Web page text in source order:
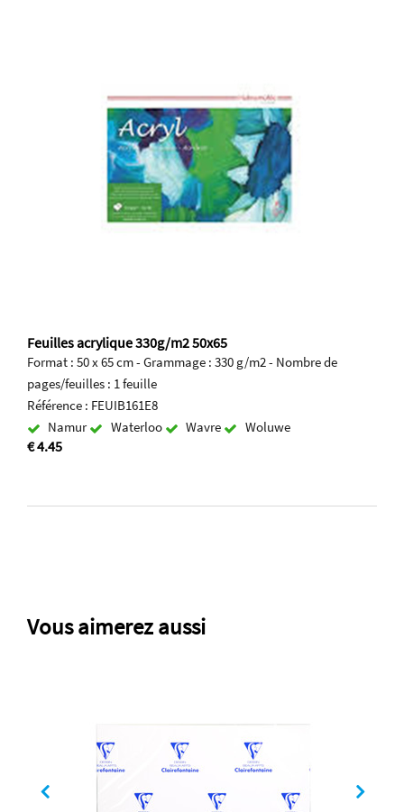
Feuilles acrylique 330g/m2 50x65
Format : 50 x 65 cm - Grammage : 330 g/m2 - Nombre de
pages/feuilles : 1 feuille
Référence : FEUIB161E8
Namur
Waterloo Wavre Woluwe
€ 4.45
Vous aimerez aussi